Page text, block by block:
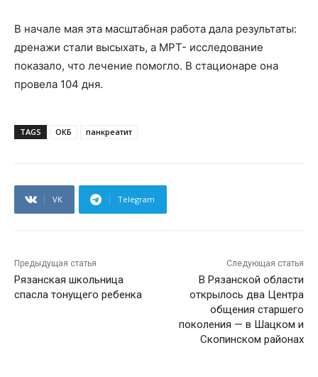
В начале мая эта масштабная работа дала результаты:
дренажи стали высыхать, а МРТ- исследование
показало, что лечение помогло. В стационаре она
провела 104 дня.
TAGS ОКБ панкреатит
VK Telegram
Предыдущая статья
Рязанская школьница
спасла тонущего ребенка
Следующая статья
В Рязанской области
открылось два Центра
общения старшего
поколения — в Шацком и
Скопинском районах